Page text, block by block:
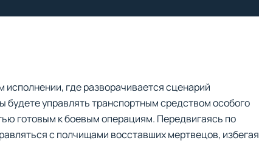
где разворачивается сценарий
управлять транспортным средством особого
готовым к боевым операциям. Передвигаясь по
с полчищами восставших мертвецов, избегая